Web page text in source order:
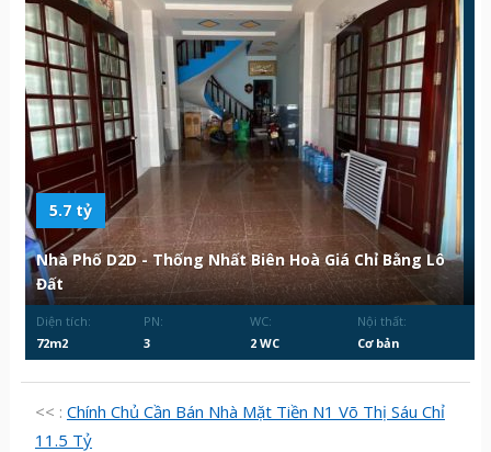
5.7 tỷ
Nhà Phố D2D - Thống Nhất Biên Hoà Giá Chỉ Bằng Lô
Đất
Diện tích:
72m2
PN:
3
WC:
2 WC
Nội thất:
Cơ bản
<< : Chính Chủ Cần Bán Nhà Mặt Tiền N1 Võ Thị Sáu Chỉ
11.5 Tỷ